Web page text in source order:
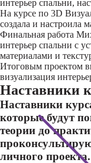
интерьер спальни,
На курсе по 3D
создала и настроила
Финальная работа
интерьер спальни с
материалами и
Итоговым проектом
визуализация
Наставники
Наставники
которые будут
теории до
личного проекта.